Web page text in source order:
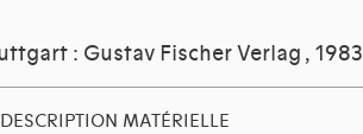
: Gustav Fischer Verlag , 1983
DESCRIPTION MATÉRIELLE